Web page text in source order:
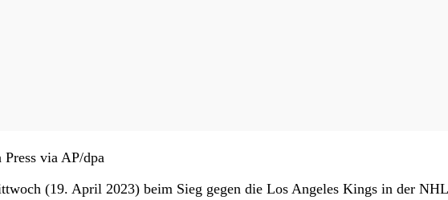
via AP/dpa
(19. April 2023) beim Sieg gegen die Los Angeles Kings in der